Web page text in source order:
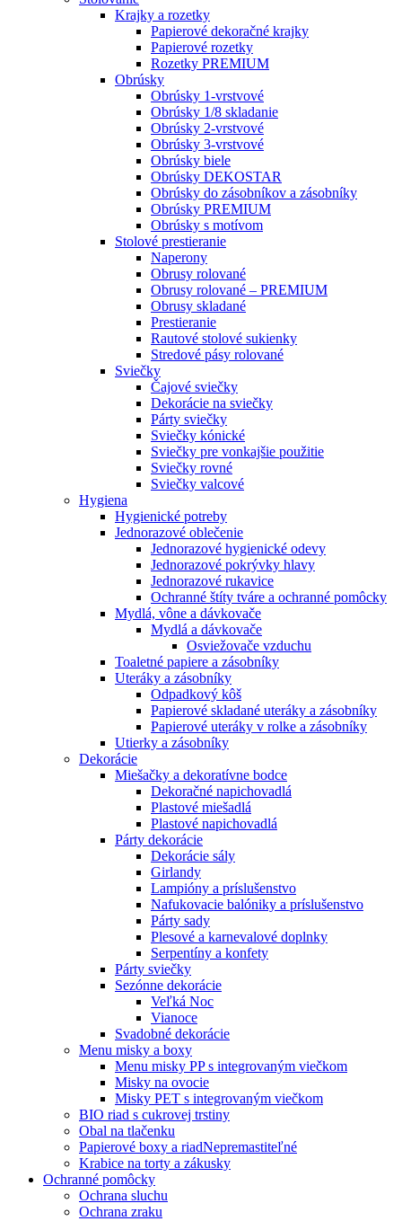
Krajky a rozetky
Papierové dekoračné krajky
Papierové rozetky
Rozetky PREMIUM
Obrúsky
Obrúsky 1-vrstvové
Obrúsky 1/8 skladanie
Obrúsky 2-vrstvové
Obrúsky 3-vrstvové
Obrúsky biele
Obrúsky DEKOSTAR
Obrúsky do zásobníkov a zásobníky
Obrúsky PREMIUM
Obrúsky s motívom
Stolové prestieranie
Naperony
Obrusy rolované
Obrusy rolované – PREMIUM
Obrusy skladané
Prestieranie
Rautové stolové sukienky
Stredové pásy rolované
Sviečky
Čajové sviečky
Dekorácie na sviečky
Párty sviečky
Sviečky kónické
Sviečky pre vonkajšie použitie
Sviečky rovné
Sviečky valcové
Hygiena
Hygienické potreby
Jednorazové oblečenie
Jednorazové hygienické odevy
Jednorazové pokrývky hlavy
Jednorazové rukavice
Ochranné štíty tváre a ochranné pomôcky
Mydlá, vône a dávkovače
Mydlá a dávkovače
Osviežovače vzduchu
Toaletné papiere a zásobníky
Uteráky a zásobníky
Odpadkový kôš
Papierové skladané uteráky a zásobníky
Papierové uteráky v rolke a zásobníky
Utierky a zásobníky
Dekorácie
Miešačky a dekoratívne bodce
Dekoračné napichovadlá
Plastové miešadlá
Plastové napichovadlá
Párty dekorácie
Dekorácie sály
Girlandy
Lampióny a príslušenstvo
Nafukovacie balóniky a príslušenstvo
Párty sady
Plesové a karnevalové doplnky
Serpentíny a konfety
Párty sviečky
Sezónne dekorácie
Veľká Noc
Vianoce
Svadobné dekorácie
Menu misky a boxy
Menu misky PP s integrovaným viečkom
Misky na ovocie
Misky PET s integrovaným viečkom
BIO riad s cukrovej trstiny
Obal na tlačenku
Papierové boxy a riadNepremastiteľné
Krabice na torty a zákusky
Ochranné pomôcky
Ochrana sluchu
Ochrana zraku